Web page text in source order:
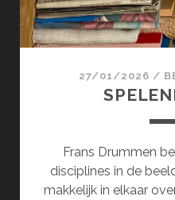
27/01/2026 /
Frans Drummen
disciplines in de
makkelijk in elkaar